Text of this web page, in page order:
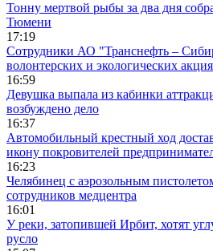
Тонну мертвой рыбы за два дня
Тюмени
17:19
Сотрудники АО "Транснефть –
волонтерских и экологических
16:59
Девушка выпала из кабинки
возбуждено дело
16:37
Автомобильный крестный ход
икону покровителей
16:23
Челябинец с аэрозольным
сотрудников медцентра
16:01
У реки, затопившей Ирбит, хотят
русло